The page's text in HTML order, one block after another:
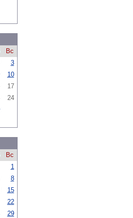
Вс
3
10
17
24
Вс
1
8
15
22
29